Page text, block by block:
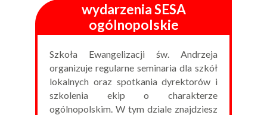
wydarzenia SESA
ogólnopolskie
Szkoła Ewangelizacji św. Andrzeja
organizuje regularne seminaria dla szkół
lokalnych oraz spotkania dyrektorów i
szkolenia ekip o charakterze
ogólnopolskim. W tym dziale znajdziesz